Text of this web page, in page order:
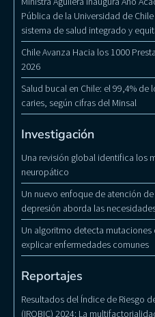
Pública de la Universidad de
sistema de salud integrado y
Chile Avanza Hacia los 1000
2026
Salud bucal en Chile: el 99,4%
caries, según cifras del Minsal
Investigación
Una revisión global identifica los
neuropático
Un nuevo enfoque de atención
depresión aborda las
Un algoritmo detecta mutaciones
explicar enfermedades comunes
Reportajes
Resultados del Índice de Riesgo
(IROBIC) 2024: La